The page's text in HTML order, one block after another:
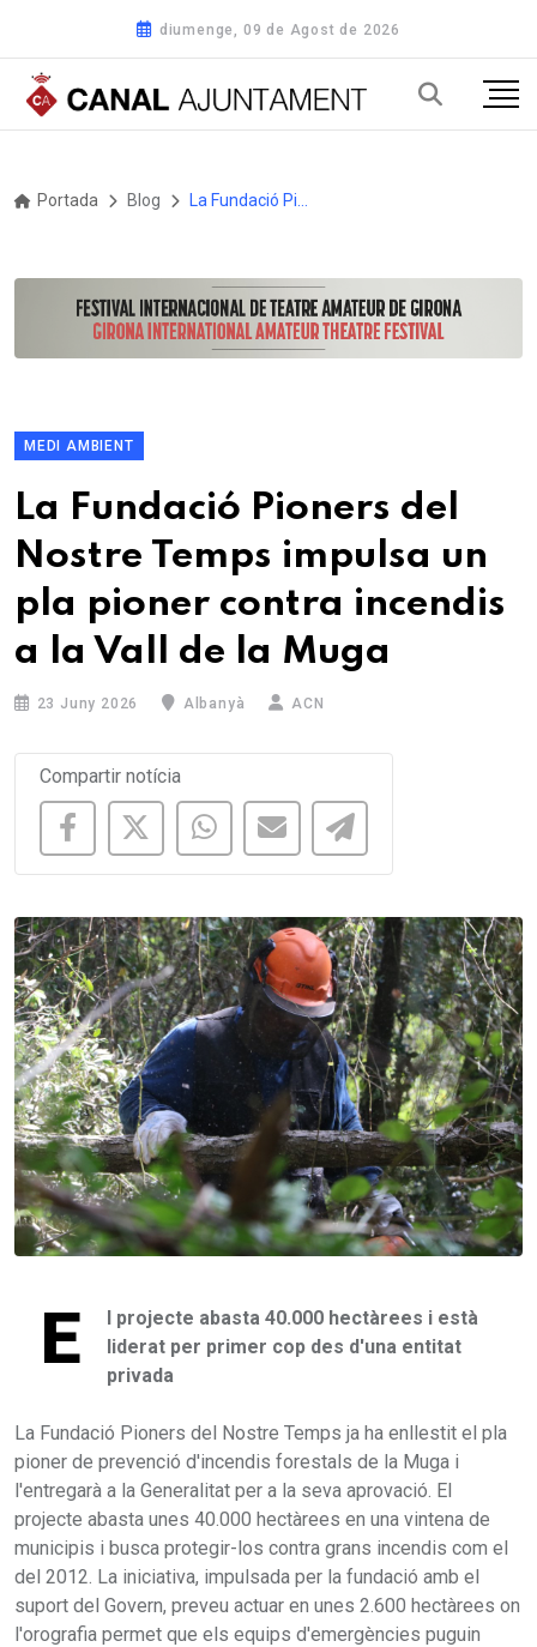
diumenge, 09 de Agost de 2026
Portada Blog
MEDI AMBIENT
La Fundació Pioners del
Nostre Temps impulsa un
pla pioner contra incendis
a la Vall de la Muga
23 Juny 2026 Albanyà ACN
Compartir notícia
E
l projecte abasta 40.000 hectàrees i està
liderat per primer cop des d'una entitat
privada
La Fundació Pioners del Nostre Temps ja ha enllestit el pla
pioner de prevenció d'incendis forestals de la Muga i
l'entregarà a la Generalitat per a la seva aprovació. El
projecte abasta unes 40.000 hectàrees en una vintena de
municipis i busca protegir-los contra grans incendis com el
del 2012. La iniciativa, impulsada per la fundació amb el
suport del Govern, preveu actuar en unes 2.600 hectàrees on
l'orografia permet que els equips d'emergències puguin